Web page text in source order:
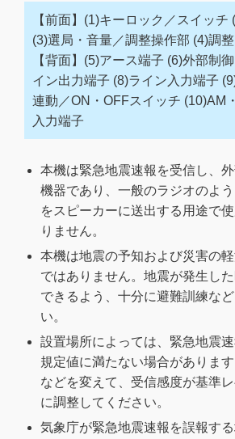
【前面】(1)キーロック／スイッチ
(3)選局・音量／調整操作部 (4)調
【背面】(5)アース端子 (6)外部制
イン出力端子 (8)ライン入力端子
連動／ON・OFFスイッチ (10)AM
入力端子
本機は緊急地震速報を受信し、
機器であり、一般のラジオのよ
をスピーカーに送出する用途で
りません。
本機は地震の予知および災害の
ではありません。地震が発生し
できるよう、十分に避難訓練な
い。
設置場所によっては、緊急地震
規定値に満たない場合がありま
などを変えて、受信感度が基準
に調整してください。
気象庁が緊急地震速報を誤報す